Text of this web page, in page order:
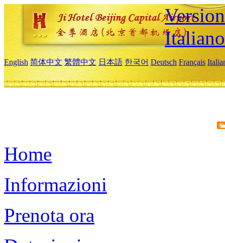
Italiano
English 简体中文 繁體中文 日本語 한국어 Deutsch Français
Home
Informazioni
Prenota ora